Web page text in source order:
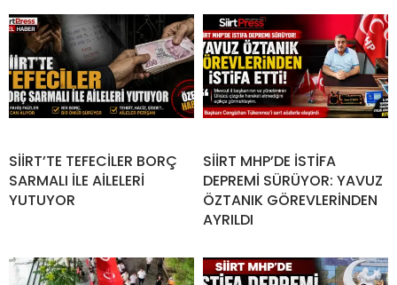
SİİRT’TE TEFECİLER BORÇ
SARMALI İLE AİLELERİ
YUTUYOR
SİİRT MHP’DE İSTİFA
DEPREMİ SÜRÜYOR: YAVUZ
ÖZTANIK GÖREVLERİNDEN
AYRILDI